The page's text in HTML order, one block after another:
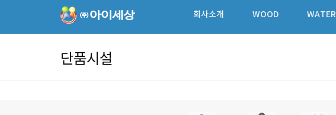
회사소개 WOOD WATER
단품시설